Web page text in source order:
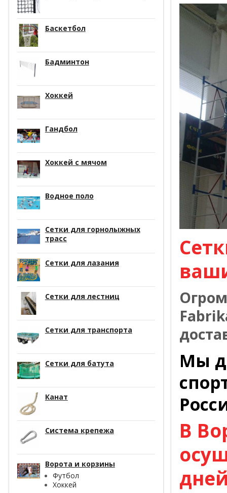
Баскетбол
Бадминтон
Хоккей
Гандбол
Хоккей с мячом
Водное поло
Сетки для горнолыжных
трасс
Сетки для лазания
Сетки для лестниц
Сетки для транспорта
Сетки для батута
Канат
Система крепежа
Ворота и корзины
Футбол
Хоккей
Мы
В